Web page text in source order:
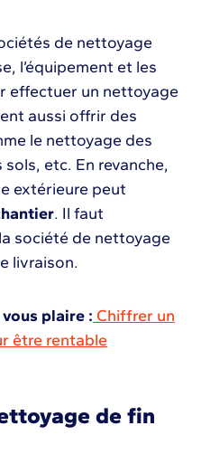
de nettoyage
l’équipement et les
effectuer un nettoyage
aussi offrir des
le nettoyage des
etc. En revanche,
extérieure peut
. Il faut
société de nettoyage
livraison.
plaire : Chiffrer un
être rentable
de fin